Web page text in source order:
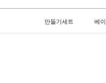
만들기세트 베